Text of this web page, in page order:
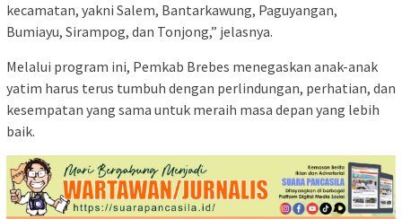
kecamatan, yakni Salem, Bantarkawung, Paguyangan,
Bumiayu, Sirampog, dan Tonjong,” jelasnya.
Melalui program ini, Pemkab Brebes menegaskan anak-anak
yatim harus terus tumbuh dengan perlindungan, perhatian, dan
kesempatan yang sama untuk meraih masa depan yang lebih
baik.